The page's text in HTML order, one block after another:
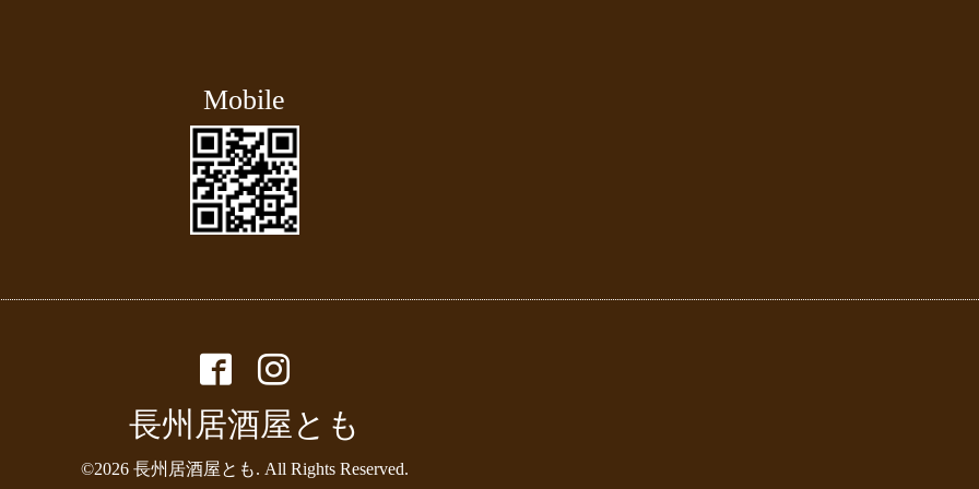
Mobile
長州居酒屋とも
©2026 長州居酒屋とも. All Rights Reserved.